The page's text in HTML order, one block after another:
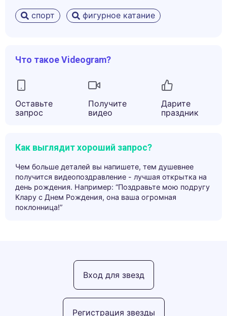
спорт фигурное катание
Что такое Videogram?
Оставьте
запрос
Получите
видео
Дарите
праздник
Как выглядит хороший запрос?
Чем больше деталей вы напишете, тем душевнее
получится видеопоздравление - лучшая открытка на
день рождения. Например: “Поздравьте мою подругу
Клару с Днем Рождения, она ваша огромная
поклонница!”
Регистрация звезды
Вход для звезд